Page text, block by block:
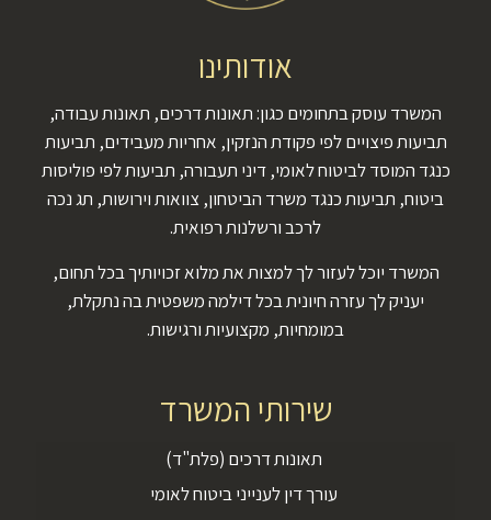
אודותינו
המשרד עוסק בתחומים כגון: תאונות דרכים, תאונות עבודה,
תביעות פיצויים לפי פקודת הנזקין, אחריות מעבידים, תביעות
כנגד המוסד לביטוח לאומי, דיני תעבורה, תביעות לפי פוליסות
ביטוח, תביעות כנגד משרד הביטחון, צוואות וירושות, תג נכה
לרכב ורשלנות רפואית.
המשרד יוכל לעזור לך למצות את מלוא זכויותיך בכל תחום,
יעניק לך עזרה חיונית בכל דילמה משפטית בה נתקלת,
במומחיות, מקצועיות ורגישות.
שירותי המשרד
תאונות דרכים (פלת"ד)
עורך דין לענייני ביטוח לאומי